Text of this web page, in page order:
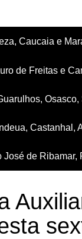
Caucaia e
de Freitas e
Castanhal,
de